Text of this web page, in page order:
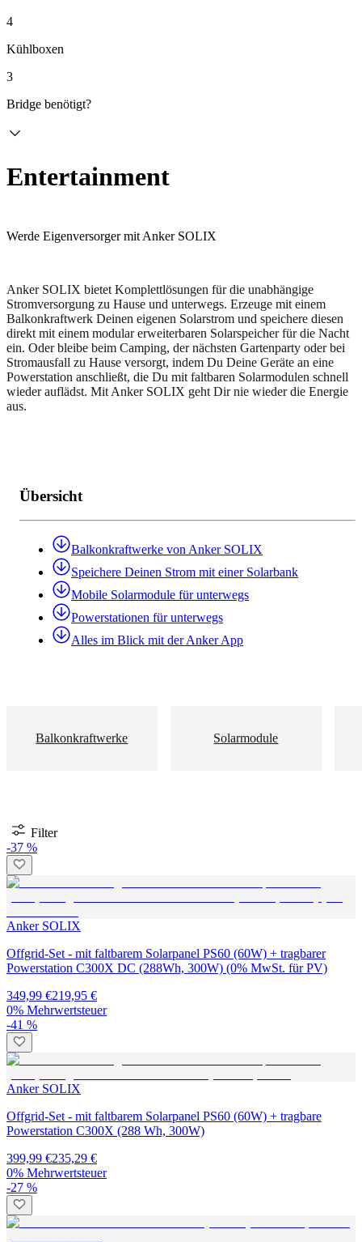
4
Kühlboxen
3
Bridge benötigt?
Entertainment
Werde Eigenversorger mit Anker SOLIX
Anker SOLIX bietet Komplettlösungen für die unabhängige
Stromversorgung zu Hause und unterwegs. Erzeuge mit einem
Balkonkraftwerk Deinen eigenen Solarstrom und speichere diesen
direkt mit einem modular erweiterbaren Solarspeicher für die Nacht
ein. Oder bleibe beim Camping, der nächsten Gartenparty oder bei
Stromausfall zu Hause versorgt, indem Du Deine Geräte an eine
Powerstation anschließt, die Du mit faltbaren Solarmodulen schnell
wieder auflädst. Mit Anker SOLIX geht Dir nie wieder die Energie
aus.
Übersicht
Balkonkraftwerke von Anker SOLIX
Speichere Deinen Strom mit einer Solarbank
Mobile Solarmodule für unterwegs
Powerstationen für unterwegs
Alles im Blick mit der Anker App
Balkonkraftwerke Solarmodule
Filter
-37 %
Anker SOLIX
Offgrid-Set - mit faltbarem Solarpanel PS60 (60W) + tragbarer
Powerstation C300X DC (288Wh, 300W) (0% MwSt. für PV)
349,99 €219,95 €
0% Mehrwertsteuer
-41 %
Anker SOLIX
Offgrid-Set - mit faltbarem Solarpanel PS60 (60W) + tragbare
Powerstation C300X (288 Wh, 300W)
399,99 €235,29 €
0% Mehrwertsteuer
-27 %